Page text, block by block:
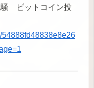
騒 ビットコイン投
54888fd48838e8e26